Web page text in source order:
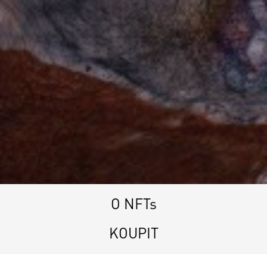
O NFTs
KOUPIT